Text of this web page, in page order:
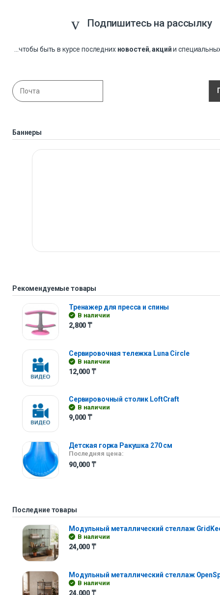
Подпишитесь на рассылку
...чтобы быть в курсе последних новостей,акцийи
Баннеры
Рекомендуемые товары
Тренажер для пресса и спины
В наличии
2,800 ₸
Сервировочная тележка Luna Сircle
В наличии
12,000 ₸
Сервировочный столик LoftCraft
В наличии
9,000 ₸
Детская горка Ракушка 270 см
Последняя цена:
90,000 ₸
Последние товары
Модульный металлический стеллаж
В наличии
24,000 ₸
Модульный металлический стеллаж
В наличии
24,000 ₸